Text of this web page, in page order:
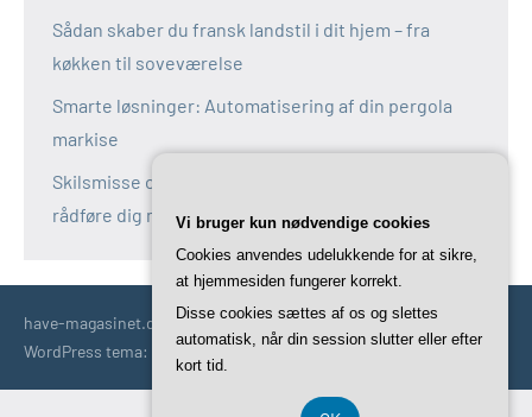
Sådan skaber du fransk landstil i dit hjem – fra
køkken til soveværelse
Smarte løsninger: Automatisering af din pergola
markise
Skilsmisse og fælles bolig: Derfor bør du altid
rådføre dig med en boligadvokat
have-magasinet.dk | Havetips | Tricks | Idéer | Trends og mere
WordPress tema: Occasio by ThemeZee.
Vi bruger kun nødvendige cookies
Cookies anvendes udelukkende for at sikre,
at hjemmesiden fungerer korrekt.
Disse cookies sættes af os og slettes
automatisk, når din session slutter eller efter
kort tid.